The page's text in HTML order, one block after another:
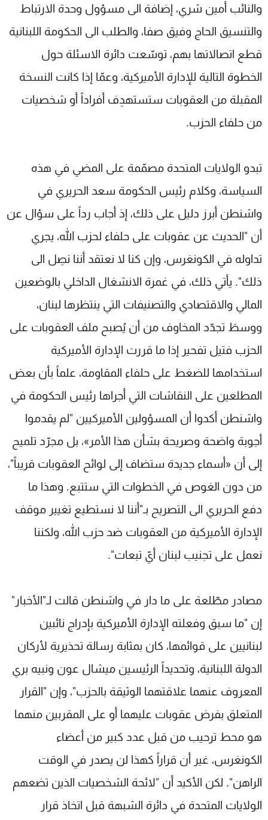
والنائب أمين شري، إضافة الى مسؤول وحدة الارتباط
والتنسيق الحاج وفيق صفا، والطلب الى الحكومة اللبنانية
قطع اتصالاتها بهم، توسّعت دائرة الاسئلة حول
الخطوة التالية للإدارة الأميركية، وعمّا إذا كانت النسخة
المقبلة من العقوبات ستستهدِف أفراداً أو شخصيات
من حلفاء الحزب.
تبدو الولايات المتحدة مصمّمة على المضي في هذه
السياسة، وكلام رئيس الحكومة سعد الحريري في
واشنطن أبرز دليل على ذلك، إذ أجاب رداً على سؤال عن
أن "الحديث عن عقوبات على حلفاء لحزب الله، يجري
تداوله في الكونغرس، وإن كنا لا نعتقد أننا نصِل الى
ذلك". يأتي ذلك، في غمرة الانشغال الداخلي بالوضعين
المالي والاقتصادي والتصنيفات التي ينتظرها لبنان،
ووسطَ تجدّد المخاوف من أن يُصبح ملف العقوبات على
الحزب فتيل تفحير إذا ما قررت الإدارة الأميركية
استخدامها للضغط على حلفاء المقاومة، علماً بأن بعض
المطلعين على النقاشات التي أجراها رئيس الحكومة في
واشنطن أكدوا أن المسؤولين الأميركيين "لم يقدموا
أجوبة واضحة وصريحة بشأن هذا الأمر»، بل مجرّد تلميح
إلى أن «أسماء جديدة ستضاف إلى لوائح العقوبات قريباً"،
من دون الغوص في الخطوات التي ستتبع. وهذا ما
دفع الحريري الى التصريح بـ"أننا لا نستطيع تغيير موقف
الإدارة الأميركية من العقوبات ضد حزب الله، ولكننا
نعمل على تجنيب لبنان أيّ تبعات".
مصادر مطّلعة على ما دار في واشنطن قالت لـ"الأخبار"
إن "ما سبق وفعلته الإدارة الأميركية بإدراج نائبين
لبنانيين على قوائمها، كان بمثابة رسالة تحذيرية لأركان
الدولة اللبنانية، وتحديداً الرئيسين ميشال عون ونبيه بري
المعروف عنهما علاقتهما الوثيقة بالحزب"، وإن "القرار
المتعلق بفرض عقوبات عليهما أو على المقربين منهما
هو محط ترحيب من قبل عدد كبير من أعضاء
الكونغرس، غير أن قراراً كهذا لن يصدر في الوقت
الراهن". لكن الأكيد أن "لائحة الشخصيات الذين تضعهم
الولايات المتحدة في دائرة الشبهة قبل اتخاذ قرار